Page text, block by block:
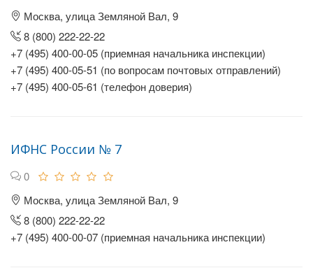
Москва, улица Земляной Вал, 9
8 (800) 222-22-22
+7 (495) 400-00-05 (приемная начальника инспекции)
+7 (495) 400-05-51 (по вопросам почтовых отправлений)
+7 (495) 400-05-61 (телефон доверия)
ИФНС России № 7
0
Москва, улица Земляной Вал, 9
8 (800) 222-22-22
+7 (495) 400-00-07 (приемная начальника инспекции)